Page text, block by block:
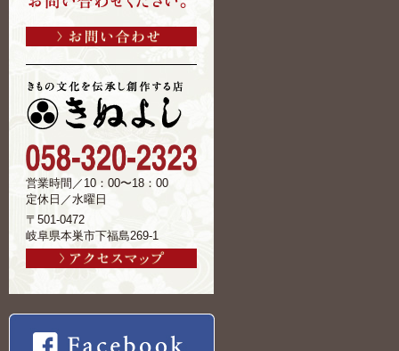
営業時間／10：00〜18：00
定休日／水曜日
〒501-0472
岐阜県本巣市下福島269-1